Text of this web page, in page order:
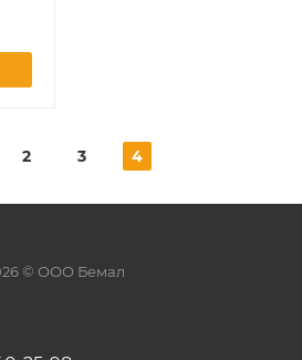
2 3 4
© ООО Бемал